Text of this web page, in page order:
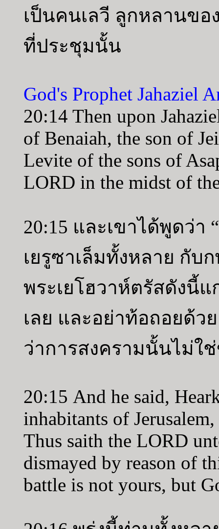
เป็นคนเลวี ลูกหลานข
ที่ประชุมนั้น
God's Prophet Jahaziel
20:14 Then upon
of Benaiah, the son of
Levite of the sons of
LORD in the midst of
20:15 และเขาได้พูดว่า
เยรูซาเล็มทั้งหลาย กับ
พระเยโฮวาห์ตรัสดังนี้
เลย และอย่าท้อถอยด้ว
ว่าการสงครามนั้นไม่ใ
20:15 And he said,
inhabitants of
Thus saith the LORD
dismayed by reason of
battle is not yours, but